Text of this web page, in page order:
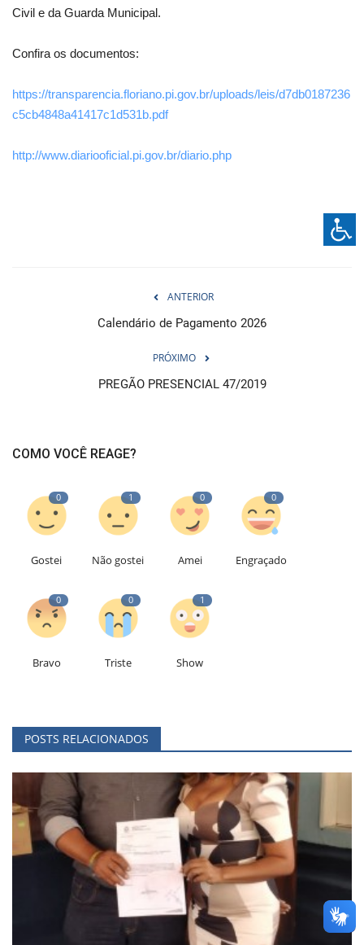
Civil e da Guarda Municipal.
Confira os documentos:
https://transparencia.floriano.pi.gov.br/uploads/leis/d7db0187236
c5cb4848a41417c1d531b.pdf
http://www.diariooficial.pi.gov.br/diario.php
ANTERIOR
Calendário de Pagamento 2026
PRÓXIMO
PREGÃO PRESENCIAL 47/2019
COMO VOCÊ REAGE?
0
Gostei
1
Não gostei
0
Amei
0
Engraçado
0
Bravo
0
Triste
1
Show
POSTS RELACIONADOS